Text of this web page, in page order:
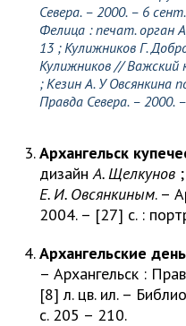
Севера. – 2000. – 6
Фелица : печат. орган
13 ;Кулижников Г.
Кулижников// Важский
;Кезин А. У Овсянкина
Правда Севера. – 2000.
Архангельск
дизайнА. Щелкунов
Е. И. Овсянкиным. –
2004. – [27] с. :
Архангельские
– Архангельск :
[8] л. цв. ил. –
с. 205 – 210.